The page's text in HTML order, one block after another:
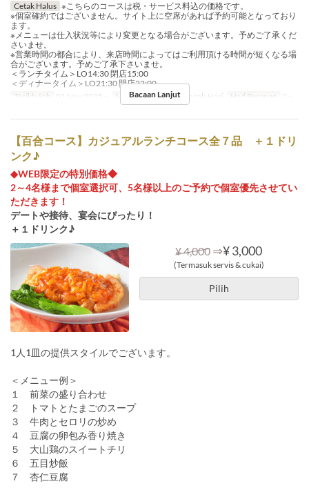
Cetak Halus ※こちらのコースは税・サービス料込の価格です。
※個室確約ではございません。サイト上に空席があれば予約可能となっており
ます。
※メニューは仕入状況等により変更となる場合がございます。予めご了承くだ
さいませ。
※営業時間の都合により、来店時間によってはご利用頂ける時間が短くなる場
合がございます。予めご了承下さいませ。
＜ランチタイム＞LO14:30 閉店15:00
＜ディナータイム＞LO21:30 閉店22:00
Tarikh Sah
01 Nov 2025 ~ Makanan Makan Tengah Hari Had Pesanan 2 ~
Bacaan Lanjut
【百合コース】カジュアルランチコース全７品 ＋１ドリ
ンク♪
◆WEB限定の特別価格◆
2～4名様まで個室選択可、5名様以上のご予約で個室優先させてい
ただきます！
デートや接待、宴会にぴったり！
＋１ドリンク♪
¥ 4,000 ⇒¥ 3,000
(Termasuk servis & cukai)
Pilih
1人1皿の提供スタイルでございます。
＜メニュー例＞
１ 前菜の盛り合わせ
２ トマトとたまごのスープ
３ 牛肉とセロリの炒め
４ 豆腐の卵包み香り焼き
５ 大山鶏のスイートチリ
６ 五目炒飯
７ 杏仁豆腐